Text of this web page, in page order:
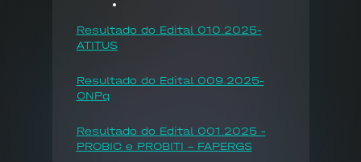
Resultado do Edital 010.2025-
ATITUS
Resultado do Edital 009.2025-
CNPq
Resultado do Edital 001.2025 -
PROBIC e PROBITI - FAPERGS